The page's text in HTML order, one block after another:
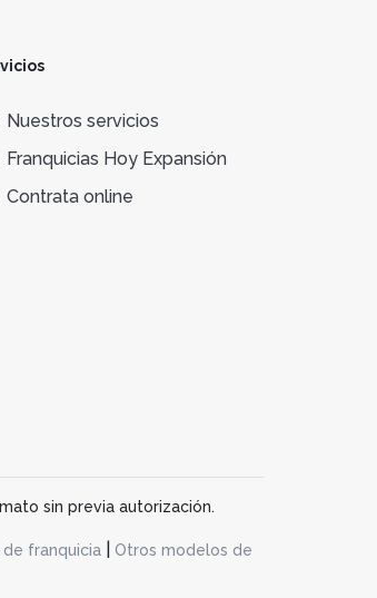
Nuestros servicios
Franquicias Hoy Expansión
Contrata online
sin previa autorización.
de franquicia|
Otros modelos de